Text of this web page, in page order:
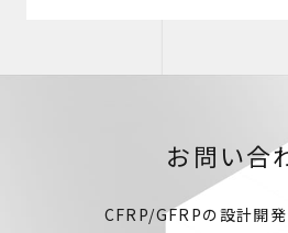
お問い合
CFRP/GFRPの設計開